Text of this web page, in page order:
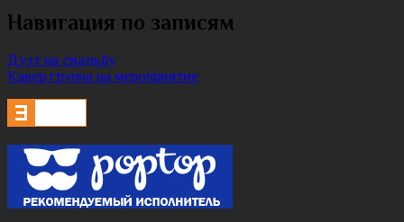
Навигация по записям
Дуэт на свадьбу
Кавер группа на мероприятие